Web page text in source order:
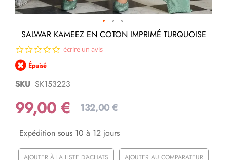
Passer
début
de
la
d’images
SALWAR KAMEEZ EN COTON IMPRIMÉ TURQUOISE
0.0
écrire un avis
Épuisé
SKU SK153223
99,00 € 132,00 €
Expédition sous 10 à 12 jours
AJOUTER À LA LISTE D'ACHATS AJOUTER AU COMPARATEUR